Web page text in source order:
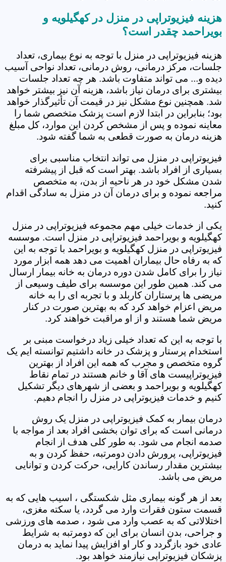
هزینه فیزیوتراپی در منزل در کهگیلویه و
بویراحمد چقدر است؟
هزینه فیزیوتراپی در منزل با توجه به نوع بیماری، تعداد
جلسات، مرکز درمانی، روش درمانی، تعداد نواحی آسیب
دیده و... می تواند متفاوت باشد. هر چه تعداد جلسات
بیشتری برای درمان نیاز باشد، هزینه آن نیز بیشتر خواهد
شد. همچنین نوع مشکل نیز در قیمت آن تأثیرگذار خواهد
بود؛ بنابراین در ابتدا لازم است پزشک متخصص شما را
معاینه نموده و پس از مشخص کردن این موارد، کل مبلغ
هزینه درمان به صورت قطعی به شما گفته شود.
فیزیوتراپی در منزل می تواند انتخاب مناسبی برای
بسیاری از افراد باشد. بهتر است که قبل از پیشرفته
شدن مشکل خود در هر ناحیه از بدن، به متخصص
مراجعه نموده و برای درمان آن در منزل به سادگی اقدام
کنید.
یکی از خدمات خیلی مهم مجموعه فیزیوتراپی در منزل
کهگیلویه و بویراحمد فیزیوتراپی در منزل است. موسسه
فیزیوتراپی در منزل کهگیلویه و بویراحمد با توجه به این
که به رفاه حال بیماران اهمیت می دهد همه ابزار مورد
نیاز را برای کامل شدن دوره درمان به خانه بیمار ارسال
می کند. همین طور این موسسه برای طیف وسیعی از
مریضی ها پرستاران کاربلد و با تجربه ای را به خانه
مریض اعزام خواهد کرد که به بهترین صورت در کنار
مریض شما هستند و از او مراقبت خواهند کرد.
با توجه به این که تعداد خیلی زیاد درخواست مبنی بر
استخدام پرستار و پزشک در خانه داشتیم توانسته ایم یک
گروه متخصص و مجرب که همه این افراد از بهترین
فیزیوتراپیست های آقا و خانم هستند در تمام نقاط
کهگیلویه و بویراحمد و بعضی از شهرهای دیگر تشکیل
کنیم و خدمات فیزیوتراپی در منزل را انجام دهیم.
درمان بیمار به کمک فیزیوتراپی در منزل یک روش
درمانی است که برای توان بخشی افراد بعد از مواجه با
صدمه انجام می شود. به طور کلی هدف از انجام
فیزیوتراپی، پرورش دادن دومرتبه، حفظ کردن و به
بیشترین مقدار رساندن کارایی، حرکت کردن و توانایی
مریض می باشد.
بعد از هر گونه بیماری مثل شکستگی ، اسیب هایی که به
قسمت ستون فقرات وارد می گردد، یا سکته مغزی،
اختلالاتی که به عصب وارد می شود ، صدمه های ورزشی
و جراحی، بدن انسان برای این که دومرتبه به شرایط
عادی خود بازگردد و کار او افزایش پیدا نماید به درمان
پزشکان فیزیوتراپی نیازمند خواهد بود.